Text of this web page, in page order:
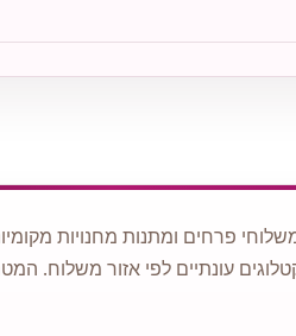
פרחים ומתנות מחנויות
עונתיים לפי אזור משלוח.